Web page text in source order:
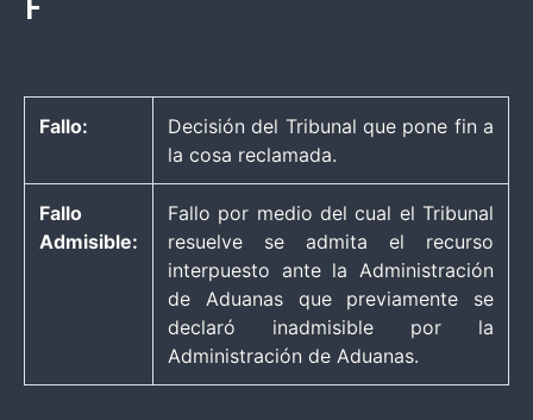
F
Fallo:
Decisión del Tribunal que pone fin a
la cosa reclamada.
Fallo
Admisible:
Fallo por medio del cual el Tribunal
resuelve se admita el recurso
interpuesto ante la Administración
de Aduanas que previamente se
declaró inadmisible por la
Administración de Aduanas.